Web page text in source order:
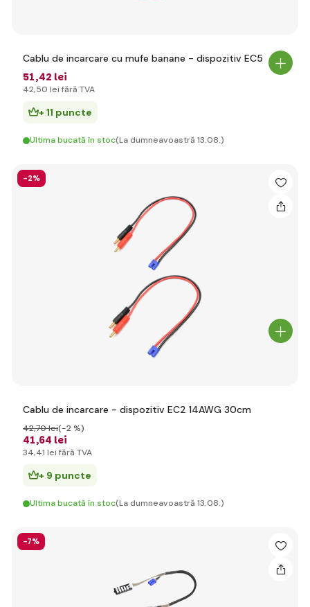
Cablu de incarcare cu mufe banane - dispozitiv EC5
51,42 lei
42,50 lei fără TVA
+ 11 puncte
Ultima bucată în stoc(La dumneavoastră 13.08.)
-2%
Cablu de incarcare - dispozitiv EC2 14AWG 30cm
41,64 lei
42,70 lei(-2 %)
34,41 lei fără TVA
+ 9 puncte
Ultima bucată în stoc(La dumneavoastră 13.08.)
-7%